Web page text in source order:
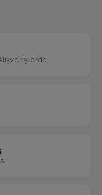
büyük gerçek stok çalışan